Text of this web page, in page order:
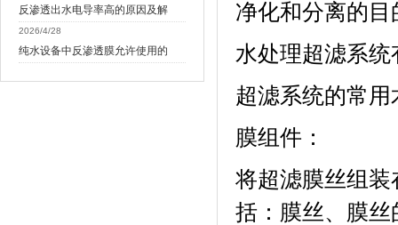
反渗透出水电导率高的原因及解
2026/4/28
纯水设备中反渗透膜允许使用的
净化和分离的目
水处理超滤系
超滤系统的常用
膜组件：
将超滤膜丝组
括：膜丝、膜